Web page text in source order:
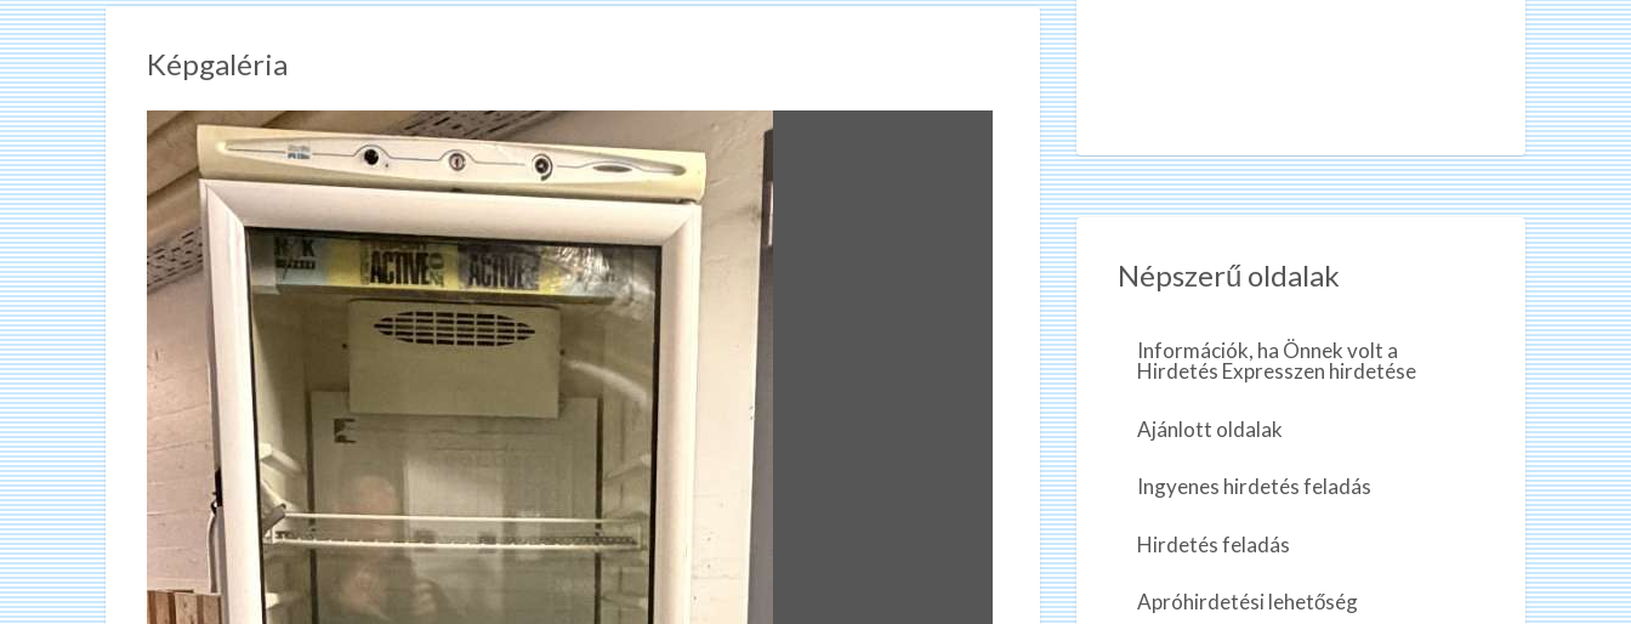
Képgaléria
Népszerű oldalak
Információk, ha Önnek volt a
Hirdetés Expresszen hirdetése
Ajánlott oldalak
Ingyenes hirdetés feladás
Hirdetés feladás
Apróhirdetési lehetőség